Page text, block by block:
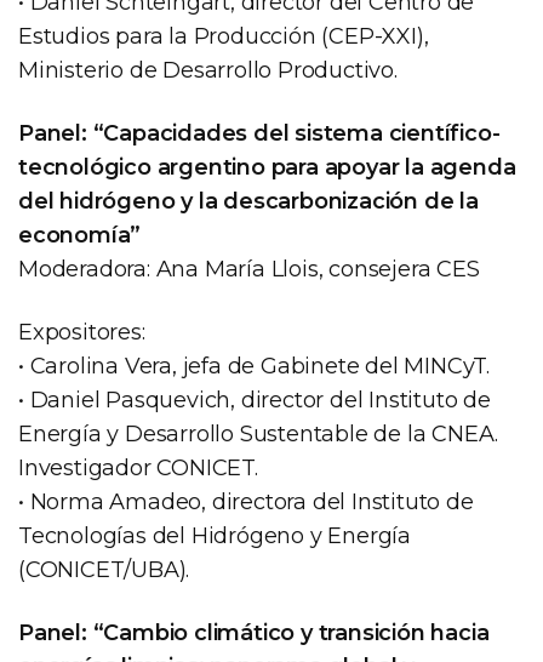
Estudios para la Producción (CEP-XXI),
Ministerio de Desarrollo Productivo.
Panel: “Capacidades del sistema científico-
tecnológico argentino para apoyar la agenda
del hidrógeno y la descarbonización de la
economía”
Moderadora: Ana María Llois, consejera CES
Expositores:
• Carolina Vera, jefa de Gabinete del MINCyT.
• Daniel Pasquevich, director del Instituto de
Energía y Desarrollo Sustentable de la CNEA.
Investigador CONICET.
• Norma Amadeo, directora del Instituto de
Tecnologías del Hidrógeno y Energía
(CONICET/UBA).
Panel: “Cambio climático y transición hacia